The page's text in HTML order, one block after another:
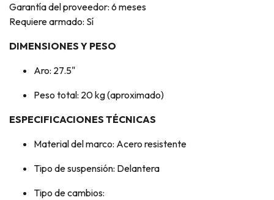
Garantía del proveedor: 6 meses
Requiere armado: Sí
DIMENSIONES Y PESO
Aro: 27.5"
Peso total: 20 kg (aproximado)
ESPECIFICACIONES TÉCNICAS
Material del marco: Acero resistente
Tipo de suspensión: Delantera
Tipo de cambios: